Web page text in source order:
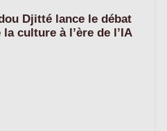
Djitté lance le débat
culture à l’ère de l’IA